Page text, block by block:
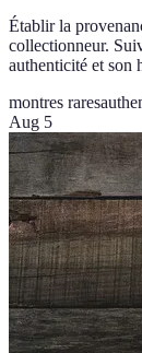
Établir la
collectionneur.
authenticité et son
montres rares
Aug 5